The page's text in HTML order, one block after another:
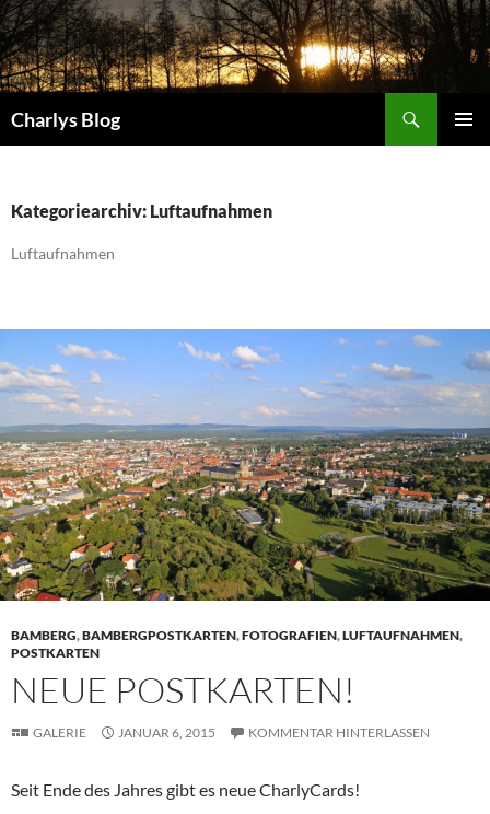
Zum
Inhalt
springen
Charlys Blog
Kategoriearchiv: Luftaufnahmen
Luftaufnahmen
BAMBERG,BAMBERGPOSTKARTEN,FOTOGRAFIEN,LUFTAUFNAHMEN,
POSTKARTEN
NEUE POSTKARTEN!
GALERIE JANUAR 6, 2015 KOMMENTAR HINTERLASSEN
Seit Ende des Jahres gibt es neue CharlyCards!